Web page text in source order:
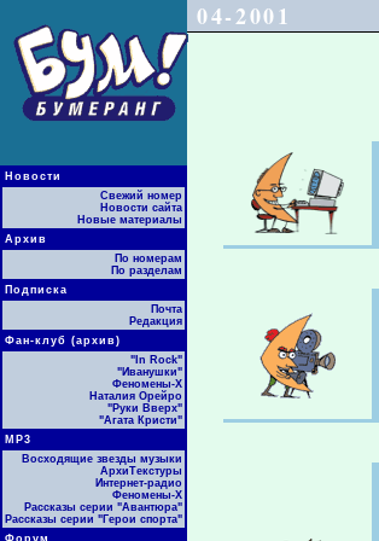
Новости
Свежий номер
Новости сайта
Новые материалы
Архив
По номерам
По разделам
Подписка
Почта
Редакция
Фан-клуб (архив)
"In Rock"
"Иванушки"
Феномены-Х
Наталия Орейро
"Руки Вверх"
"Агата Кристи"
МР3
Восходящие звезды музыки
АрхиТекстуры
Интернет-радио
Феномены-Х
Рассказы серии "Авантюра"
Рассказы серии "Герои спорта"
Форум
04-2001